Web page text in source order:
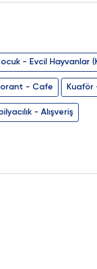
- Evcil Hayvanlar
- Cafe Kuaför
- Alışveriş